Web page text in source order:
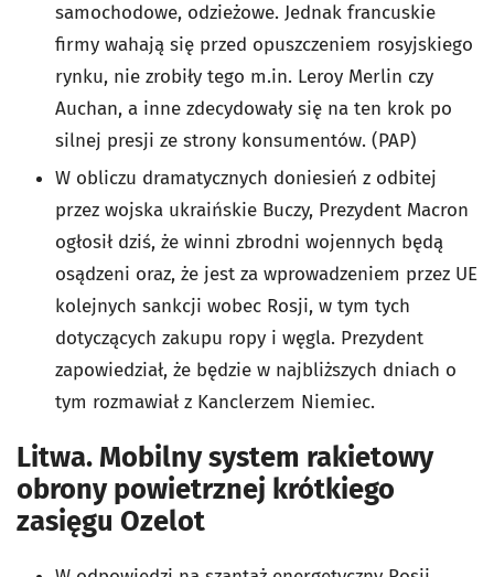
samochodowe, odzieżowe. Jednak francuskie
firmy wahają się przed opuszczeniem rosyjskiego
rynku, nie zrobiły tego m.in. Leroy Merlin czy
Auchan, a inne zdecydowały się na ten krok po
silnej presji ze strony konsumentów. (PAP)
W obliczu dramatycznych doniesień z odbitej
przez wojska ukraińskie Buczy, Prezydent Macron
ogłosił dziś, że winni zbrodni wojennych będą
osądzeni oraz, że jest za wprowadzeniem przez UE
kolejnych sankcji wobec Rosji, w tym tych
dotyczących zakupu ropy i węgla. Prezydent
zapowiedział, że będzie w najbliższych dniach o
tym rozmawiał z Kanclerzem Niemiec.
Litwa. Mobilny system rakietowy
obrony powietrznej krótkiego
zasięgu Ozelot